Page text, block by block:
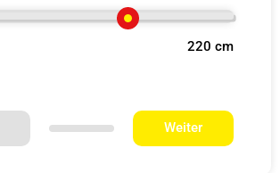
220 cm
Weiter